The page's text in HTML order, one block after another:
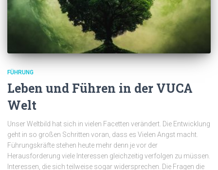
FÜHRUNG
Leben und Führen in der VUCA
Welt
Unser Weltbild hat sich in vielen Facetten verändert. Die Entwicklung
geht in so großen Schritten voran, dass es Vielen Angst macht.
Führungskräfte stehen heute mehr denn je vor der
Herausforderung viele Interessen gleichzeitig verfolgen zu müssen.
Interessen, die sich teilweise sogar widersprechen. Die Fragen die